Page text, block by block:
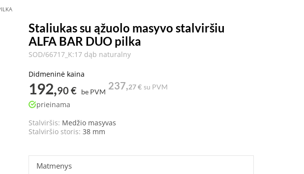
Staliukas su ąžuolo masyvo stalviršiu
ALFA BAR DUO pilka
SOD/66717_K:17 dąb naturalny
Didmeninė kaina
192,90 € be PVM
237,27 € su PVM
prieinama
Stalviršis: Medžio masyvas
Stalviršio storis: 38 mm
Matmenys